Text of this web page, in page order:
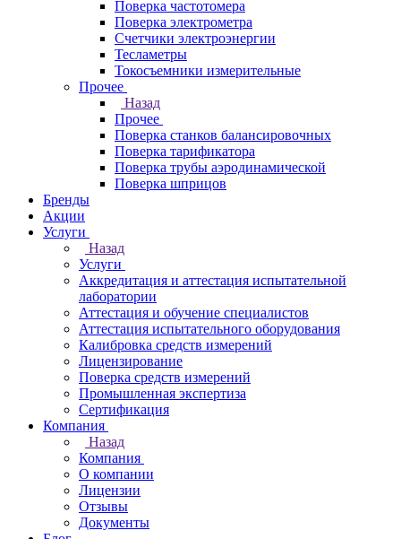
Поверка частотомера
Поверка электрометра
Счетчики электроэнергии
Тесламетры
Токосъемники измерительные
Прочее
Назад
Прочее
Поверка станков балансировочных
Поверка тарификатора
Поверка трубы аэродинамической
Поверка шприцов
Бренды
Акции
Услуги
Назад
Услуги
Аккредитация и аттестация испытательной
лаборатории
Аттестация и обучение специалистов
Аттестация испытательного оборудования
Калибровка средств измерений
Лицензирование
Поверка средств измерений
Промышленная экспертиза
Сертификация
Компания
Назад
Компания
О компании
Лицензии
Отзывы
Документы